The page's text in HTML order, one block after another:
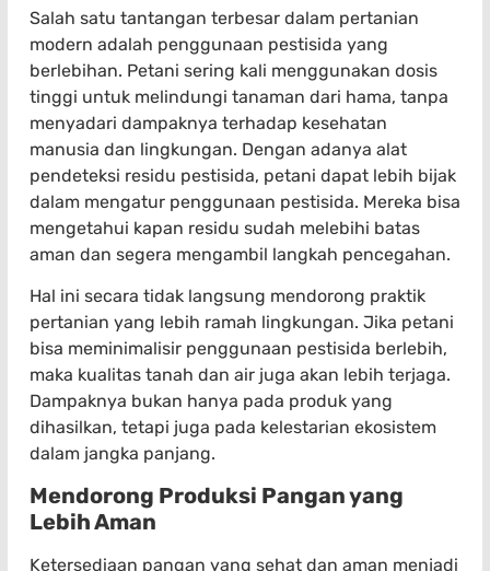
Salah satu tantangan terbesar dalam pertanian
modern adalah penggunaan pestisida yang
berlebihan. Petani sering kali menggunakan dosis
tinggi untuk melindungi tanaman dari hama, tanpa
menyadari dampaknya terhadap kesehatan
manusia dan lingkungan. Dengan adanya alat
pendeteksi residu pestisida, petani dapat lebih bijak
dalam mengatur penggunaan pestisida. Mereka bisa
mengetahui kapan residu sudah melebihi batas
aman dan segera mengambil langkah pencegahan.
Hal ini secara tidak langsung mendorong praktik
pertanian yang lebih ramah lingkungan. Jika petani
bisa meminimalisir penggunaan pestisida berlebih,
maka kualitas tanah dan air juga akan lebih terjaga.
Dampaknya bukan hanya pada produk yang
dihasilkan, tetapi juga pada kelestarian ekosistem
dalam jangka panjang.
Mendorong Produksi Pangan yang
Lebih Aman
Ketersediaan pangan yang sehat dan aman menjadi